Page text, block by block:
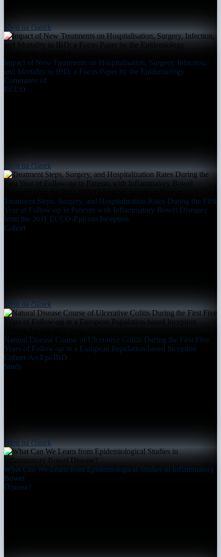
přejít na článek
Impact of New Treatments on Hospitalisation, Surgery, Infection,
and Mortality in IBD: a Focus Paper by the Epidemiology
Committee of
ECCO
přejít na článek
Treatment Steps, Surgery, and Hospitalization Rates During the First
Year of Follow-up in Patients with Inflammatory Bowel Diseases
from the 2011 ECCO-Epicom Inception
Cohort
přejít na článek
Natural Disease Course of Ulcerative Colitis During the First Five
Years of Follow-up in a European Population-based Inception
Cohort-An Epi-IBD
Study
přejít na článek
What Can We Learn from Epidemiological Studies in Inflammatory
Bowel
Disease?